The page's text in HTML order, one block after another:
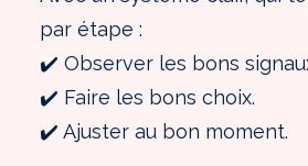
par étape :
✔️ Observer les bons
✔️ Faire les bons choix.
✔️ Ajuster au bon moment.